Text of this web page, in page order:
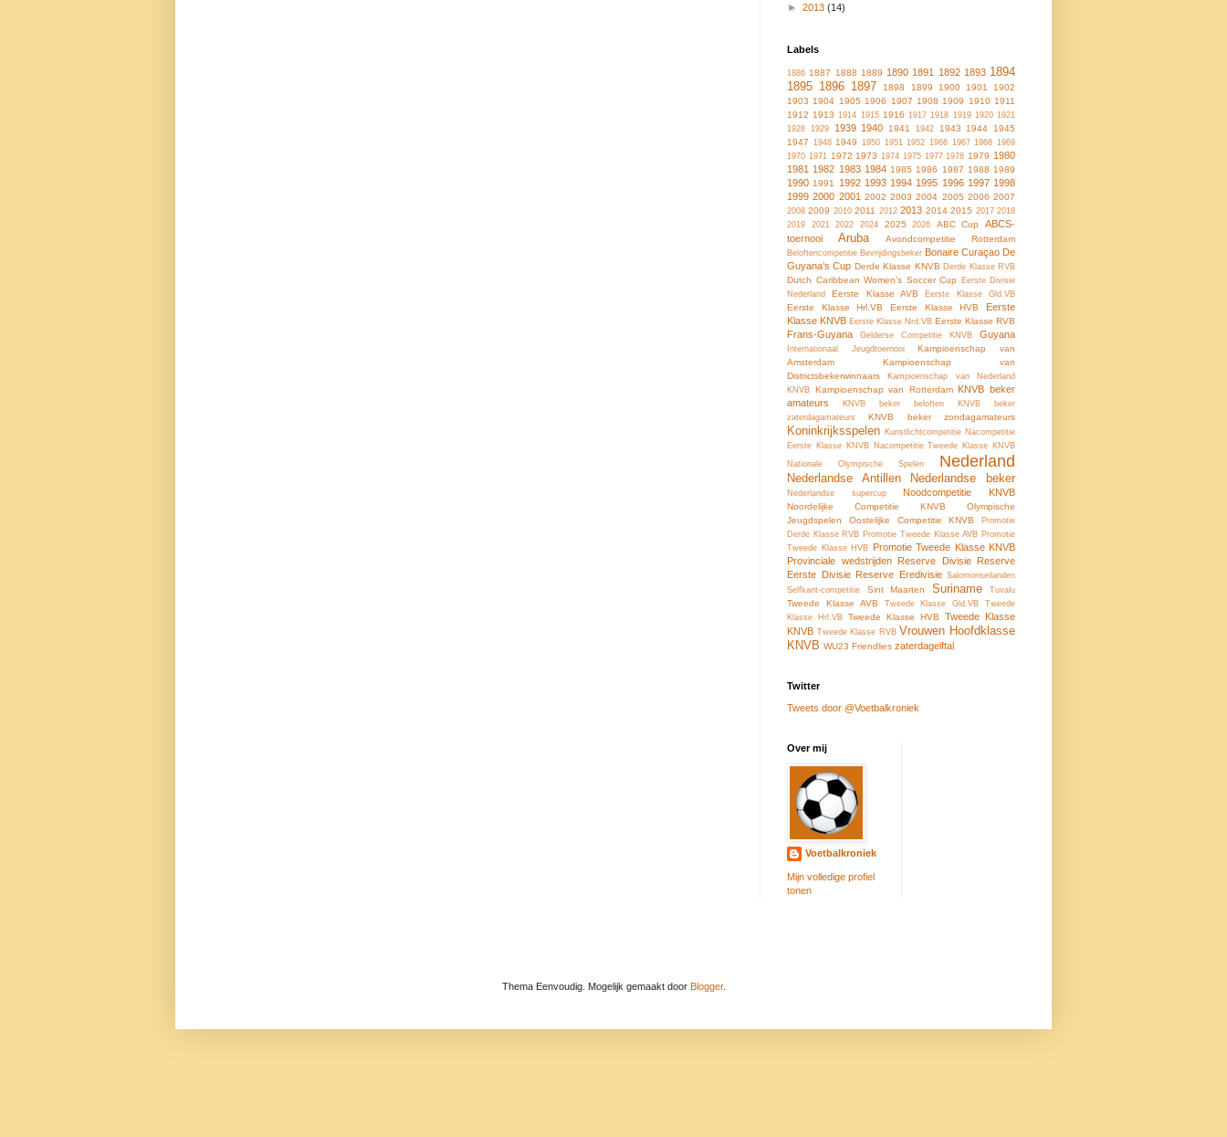
► 2013 (14)
Labels
1886 1887 1888 1889 1890 1891 1892 1893 1894
1895 1896 1897 1898 1899 1900 1901
1902
1903 1904 1905 1906 1907 1908 1909 1910 1911
1912 1913 1914 1915 1916 1917 1918 1919 1920 1921
1928
1929 1939 1940 1941 1942 1943 1944
1945
1947
1948 1949 1950 1951 1952 1966 1967 1968 1969
1970 1971 1972 1973 1974 1975 1977 1978 1979 1980
1981 1982 1983 1984 1985 1986 1987 1988 1989
1990 1991 1992 1993 1994 1995 1996 1997 1998
1999 2000 2001 2002 2003 2004 2005 2006 2007
2008 2009 2010 2011 2012 2013 2014 2015 2017 2018
2019
2021 2022 2024 2025 2026 ABC Cup
ABCS-
toernooi
Aruba Avondcompetitie Rotterdam
Beloftencompetitie Bevrijdingsbeker Bonaire Curaçao De
Guyana’s Cup Derde Klasse KNVB Derde Klasse RVB
Dutch Caribbean Women’s Soccer Cup Eerste Divisie
Nederland
Eerste Klasse AVB Eerste Klasse Gld.VB
Eerste Klasse Hrl.VB Eerste Klasse HVB
Eerste
Klasse KNVB Eerste Klasse Nrd.VB Eerste Klasse RVB
Frans-Guyana Gelderse Competitie KNVB Guyana
Internationaal Jeugdtoernooi
Kampioenschap van
Amsterdam
Kampioenschap van
Districtsbekerwinnaars
Kampioenschap van Nederland
KNVB Kampioenschap van Rotterdam KNVB beker
amateurs
KNVB beker beloften
KNVB beker
zaterdagamateurs
KNVB beker zondagamateurs
Koninkrijksspelen Kunstlichtcompetitie Nacompetitie
Eerste Klasse KNVB
Nacompetitie Tweede Klasse KNVB
Nationale Olympische Spelen
Nederland
Nederlandse Antillen Nederlandse beker
Nederlandse supercup Noodcompetitie KNVB
Noordelijke Competitie KNVB
Olympische
Jeugdspelen
Oostelijke Competitie KNVB
Promotie
Derde Klasse RVB Promotie Tweede Klasse AVB Promotie
Tweede Klasse HVB Promotie Tweede Klasse KNVB
Provinciale wedstrijden
Reserve Divisie
Reserve
Eerste Divisie Reserve Eredivisie Salomonseilanden
Selfkant-competitie
Sint Maarten Suriname Tuvalu
Tweede Klasse AVB Tweede Klasse Gld.VB
Tweede
Klasse Hrl.VB Tweede Klasse HVB
Tweede Klasse
KNVB Tweede Klasse RVB Vrouwen Hoofdklasse
KNVB WU23 Friendlies zaterdagelftal
Twitter
Tweets door @Voetbalkroniek
Over mij
Voetbalkroniek
Mijn volledige profiel
tonen
Thema Eenvoudig. Mogelijk gemaakt door Blogger.